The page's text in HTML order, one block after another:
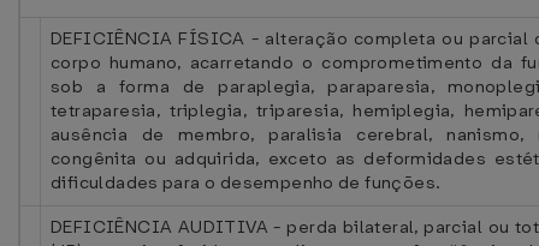
DEFICIÊNCIA FÍSICA - alteração completa ou
corpo humano, acarretando o comprometimento da
sob a forma de paraplegia, paraparesia,
tetraparesia, triplegia, triparesia, hemiplegia,
ausência de membro, paralisia cerebral,
congênita ou adquirida, exceto as deformidades
dificuldades para o desempenho de funções.
DEFICIÊNCIA AUDITIVA - perda bilateral, parcial ou